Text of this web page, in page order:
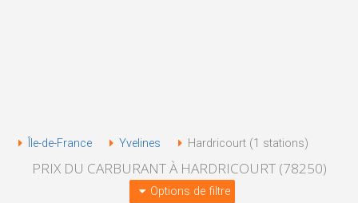
Île-de-France Yvelines Hardricourt (1 stations)
PRIX DU CARBURANT À HARDRICOURT (78250)
Options de filtre